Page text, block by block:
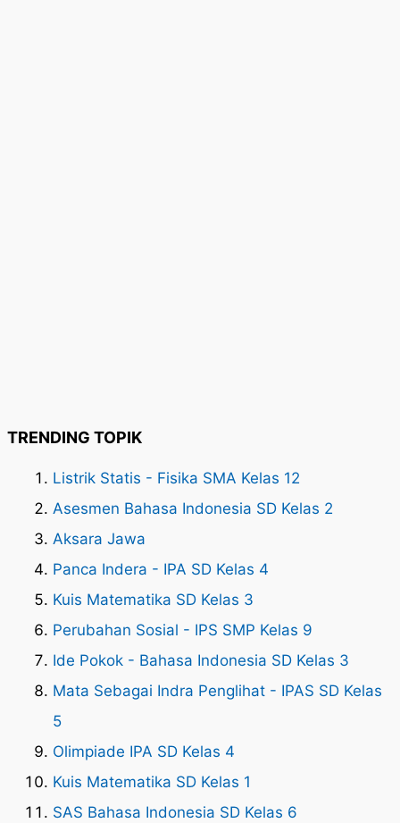
TRENDING TOPIK
Listrik Statis - Fisika SMA Kelas 12
Asesmen Bahasa Indonesia SD Kelas 2
Aksara Jawa
Panca Indera - IPA SD Kelas 4
Kuis Matematika SD Kelas 3
Perubahan Sosial - IPS SMP Kelas 9
Ide Pokok - Bahasa Indonesia SD Kelas 3
Mata Sebagai Indra Penglihat - IPAS SD Kelas
5
Olimpiade IPA SD Kelas 4
Kuis Matematika SD Kelas 1
SAS Bahasa Indonesia SD Kelas 6